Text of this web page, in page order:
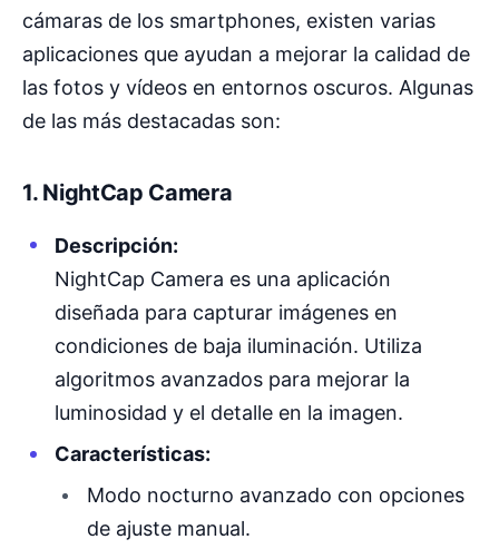
cámaras de los smartphones, existen varias
aplicaciones que ayudan a mejorar la calidad de
las fotos y vídeos en entornos oscuros. Algunas
de las más destacadas son:
1. NightCap Camera
Descripción:
NightCap Camera es una aplicación
diseñada para capturar imágenes en
condiciones de baja iluminación. Utiliza
algoritmos avanzados para mejorar la
luminosidad y el detalle en la imagen.
Características:
Modo nocturno avanzado con opciones
de ajuste manual.